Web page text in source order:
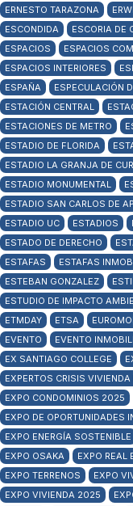
ERNESTO TARAZONA
ESCONDIDA
ESCORIA DE
ESPACIOS
ESPACIOS
ESPACIOS INTERIORES
ESPAÑA
ESPECULACIÓN
ESTACIÓN CENTRAL
ESTACIONES DE METRO
ESTADIO DE FLORIDA
ESTADIO LA GRANJA DE
ESTADIO MONUMENTAL
ESTADIO SAN CARLOS DE
ESTADIO UC
ESTADIOS
ESTADO DE DERECHO
ESTAFAS
ESTAFAS
ESTEBAN GONZALEZ
ESTUDIO DE IMPACTO
ETMDAY
ETSA
EVENTO
EVENTO
EX SANTIAGO COLLEGE
EXPERTOS CRISIS VIVIENDA
EXPO CONDOMINIOS 2025
EXPO DE OPORTUNIDADES
EXPO ENERGÍA SOSTENIBLE
EXPO OSAKA
EXPO REAL
EXPO TERRENOS
EXPO
EXPO VIVIENDA 2025